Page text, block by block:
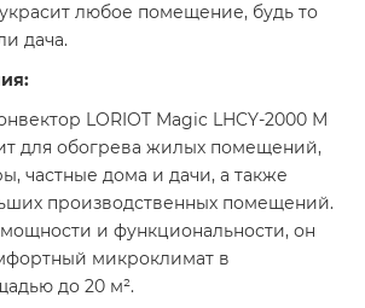
любое помещение, будь то
дача.​
LORIOT Magic LHCY-2000 М
для обогрева жилых помещений,
частные дома и дачи, а также
производственных помещений.
и функциональности, он
микроклимат в
до 20 м².​